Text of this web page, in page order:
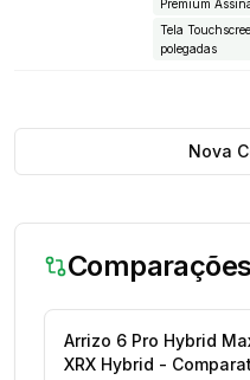
Premium
Tela
polegadas
Nova
Arrizo 6 Pro Hybrid
XRX Hybrid -